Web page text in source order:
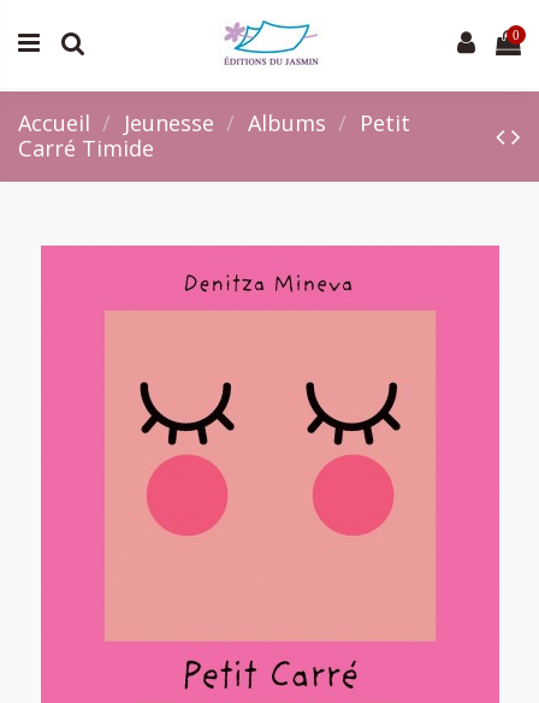
0
Accueil Jeunesse Albums
Petit
Carré Timide